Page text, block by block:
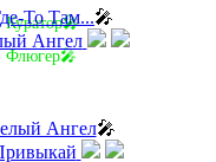
Флюгер🎤
То Там...🎤
Ангел🎤